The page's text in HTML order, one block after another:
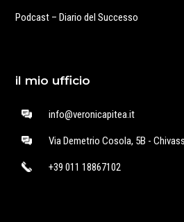
Podcast – Diario del Successo
il mio ufficio
info@veronicapitea.it
Via Demetrio Cosola, 5B -
+39 011 18867102